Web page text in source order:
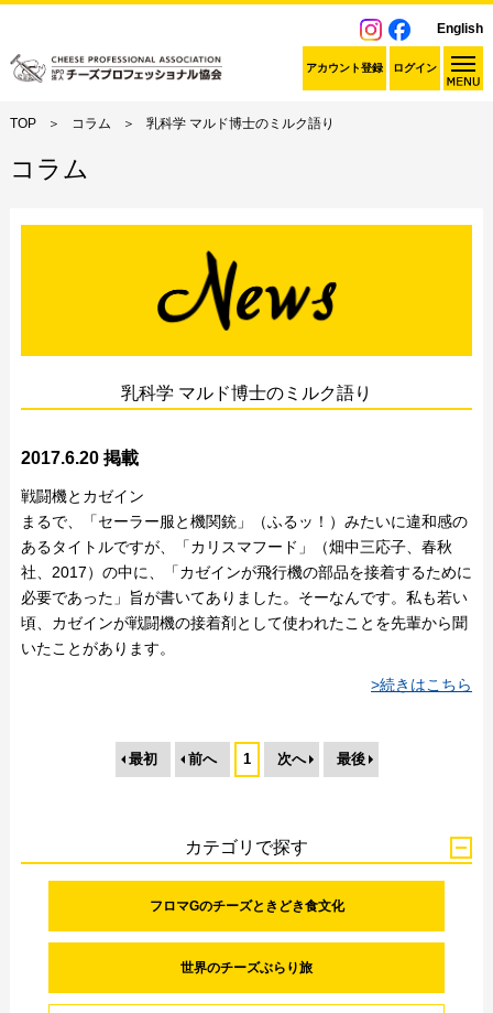
English
アカウント登録 ログイン
TOP コラム 乳科学 マルド博士のミルク語り
コラム
乳科学 マルド博士のミルク語り
2017.6.20 掲載
戦闘機とカゼイン
まるで、「セーラー服と機関銃」（ふるッ！）みたいに違和感の
あるタイトルですが、「カリスマフード」（畑中三応子、春秋
社、2017）の中に、「カゼインが飛行機の部品を接着するために
必要であった」旨が書いてありました。そーなんです。私も若い
頃、カゼインが戦闘機の接着剤として使われたことを先輩から聞
いたことがあります。
>続きはこちら
最初 前へ 1 次へ 最後
カテゴリで探す
フロマGのチーズときどき食文化
世界のチーズぶらり旅